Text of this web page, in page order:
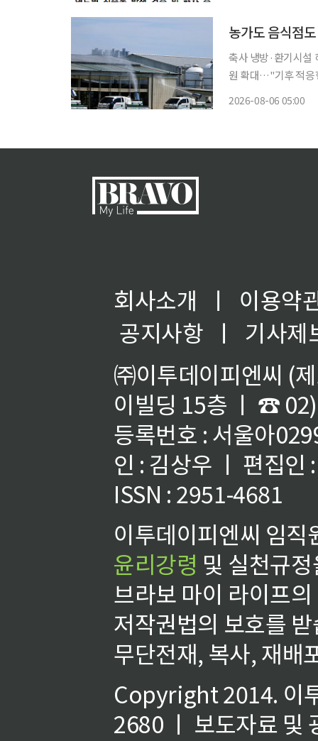
축사 냉방·환기시설
원 확대…"기후 적응형 시설 투자 늘려야" 연
2026-08-06 05:00
회사소개 ㅣ
이용약
공지사항
ㅣ
기사제
㈜이투데이피엔씨 (
이빌딩 15층 ㅣ ☎
등록번호 : 서울아
인 : 김상우 ㅣ 편집인
ISSN : 2951-4681
이투데이피엔씨 임
윤리강령 및 실천규
브라보 마이 라이프
저작권법의 보호를
무단전재, 복사, 재배
Copyright 2014. 이
2680 ㅣ 보도자료